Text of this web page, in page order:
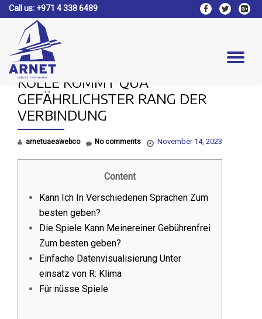
content
Call us: +971 4 338 6489
fa-
facebook
fa-
twitter
fa-
KÖLLE KOMMT QUA
GEFÄHRLICHSTER RANG DER
VERBINDUNG
arnetuaeawebco November 14, 2023
No comments
Content
Kann Ich In Verschiedenen Sprachen Zum
besten geben?
Die Spiele Kann Meinereiner Gebührenfrei
Zum besten geben?
Einfache Datenvisualisierung Unter
einsatz von R: Klima
Für nüsse Spiele